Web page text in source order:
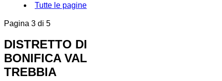
Tutte le pagine
Pagina 3 di 5
DISTRETTO DI
BONIFICA VAL
TREBBIA